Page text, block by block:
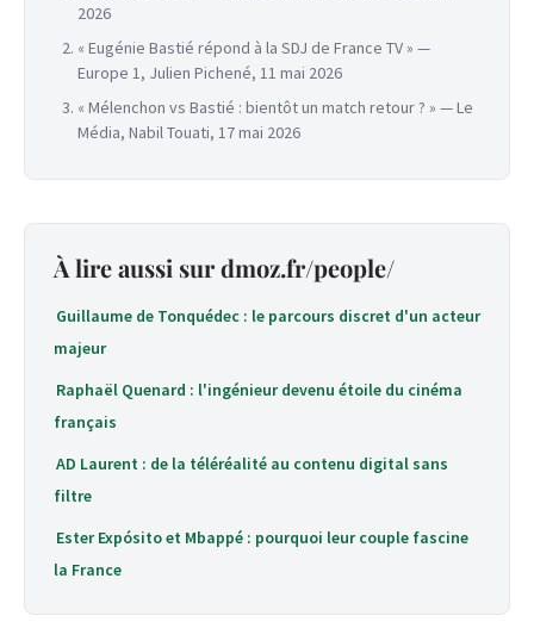
2026
« Eugénie Bastié répond à la SDJ de France TV » —
Europe 1, Julien Pichené, 11 mai 2026
« Mélenchon vs Bastié : bientôt un match retour ? » — Le
Média, Nabil Touati, 17 mai 2026
À lire aussi sur dmoz.fr/people/
Guillaume de Tonquédec : le parcours discret d'un acteur
majeur
Raphaël Quenard : l'ingénieur devenu étoile du cinéma
français
AD Laurent : de la téléréalité au contenu digital sans
filtre
Ester Expósito et Mbappé : pourquoi leur couple fascine
la France